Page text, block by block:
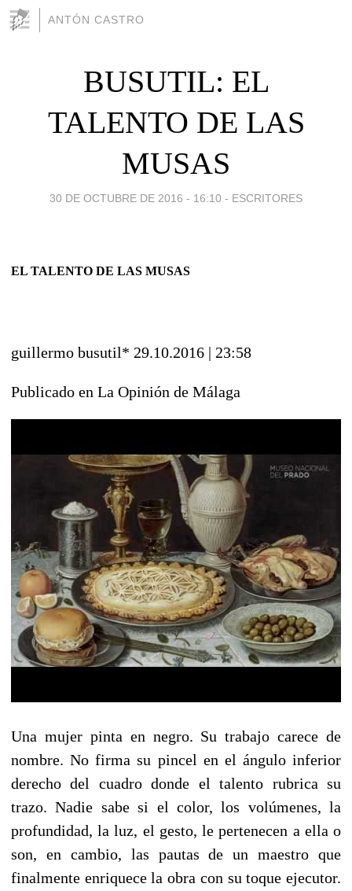
ANTÓN CASTRO
BUSUTIL: EL
TALENTO DE LAS
MUSAS
30 DE OCTUBRE DE 2016 - 16:10 - ESCRITORES
EL TALENTO DE LAS MUSAS
guillermo busutil* 29.10.2016 | 23:58
Publicado en La Opinión de Málaga
Una mujer pinta en negro. Su trabajo carece de
nombre. No firma su pincel en el ángulo inferior
derecho del cuadro donde el talento rubrica su
trazo. Nadie sabe si el color, los volúmenes, la
profundidad, la luz, el gesto, le pertenecen a ella o
son, en cambio, las pautas de un maestro que
finalmente enriquece la obra con su toque ejecutor.